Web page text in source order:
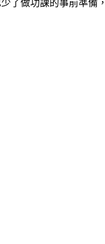
了做功課的事前準備